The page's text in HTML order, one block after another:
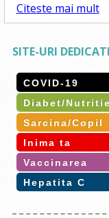
Citeste mai mult
SITE-URI
COVID-19
Diabet/Nutritie
Sarcina/Copil
Inima ta
Vaccinarea
Hepatita C